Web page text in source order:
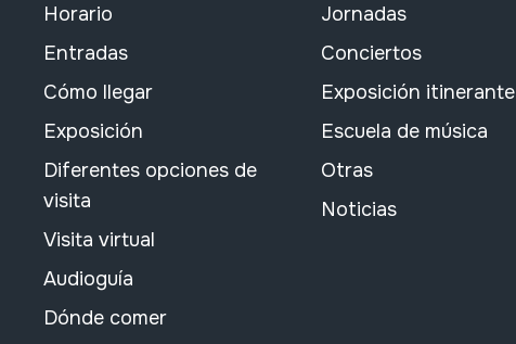
Horario
Entradas
Cómo llegar
Exposición
Diferentes opciones de
visita
Visita virtual
Audioguía
Dónde comer
Jornadas
Conciertos
Exposición itinerante
Escuela de música
Otras
Noticias